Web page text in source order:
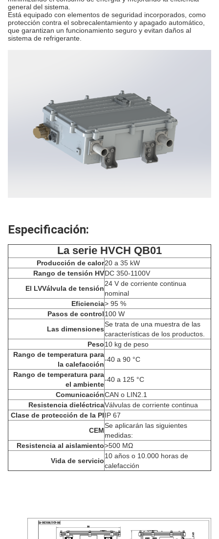
general del sistema.
Está equipado con elementos de seguridad incorporados, como
protección contra el sobrecalentamiento y apagado automático,
que garantizan un funcionamiento seguro y evitan daños al
sistema de refrigerante.
Especificación:
La serie HVCH QB01
Producción de calor20 a 35 kW
Rango de tensión HVDC 350-1100V
El LVVálvula de tensión
24 V de corriente continua
nominal
Eficiencia> 95 %
Pasos de control100 W
Las dimensiones
Se trata de una muestra de las
características de los productos.
Peso10 kg de peso
Rango de temperatura para
la calefacción
-40 a 90 °C
Rango de temperatura para
el ambiente
-40 a 125 °C
ComunicaciónCAN o LIN2.1
Resistencia dieléctricaVálvulas de corriente continua
Clase de protección de la PIIP 67
CEM
Se aplicarán las siguientes
medidas:
Resistencia al aislamiento>500 MΩ
Vida de servicio
10 años o 10.000 horas de
calefacción